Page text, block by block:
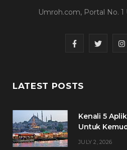
Umroh.com, Portal No.
F
c
b
T
t
I
LATEST POSTS
Kenali 5
Untuk
JULY 2, 2026